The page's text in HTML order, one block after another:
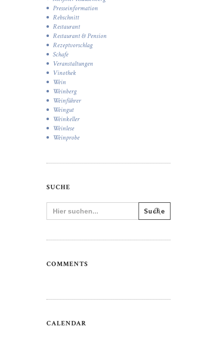
Presseinformation
Rebschnitt
Restaurant
Restaurant & Pension
Rezeptvorschlag
Schafe
Veranstaltungen
Vinothek
Wein
Weinberg
Weinführer
Weingut
Weinkeller
Weinlese
Weinprobe
SUCHE
Search
for:
COMMENTS
CALENDAR